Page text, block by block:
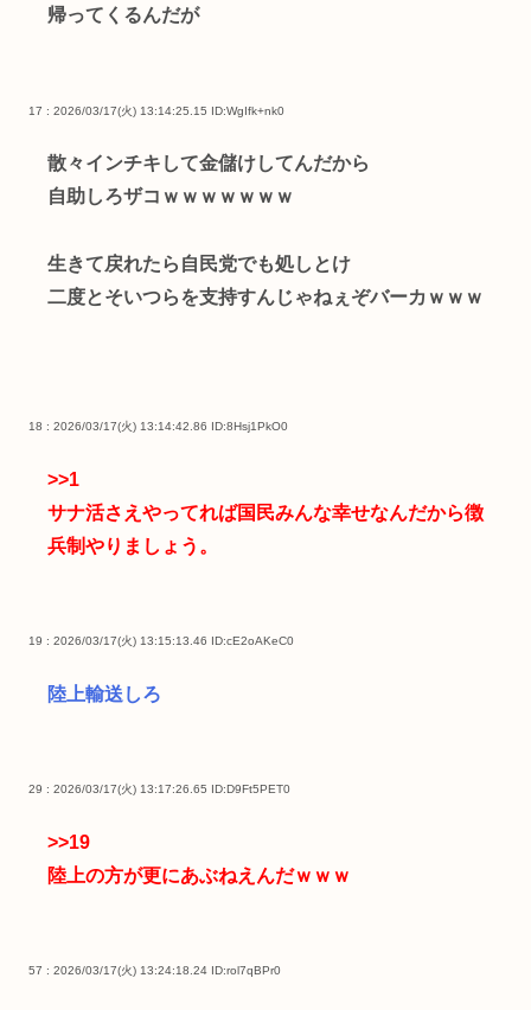
帰ってくるんだが
17 : 2026/03/17(火) 13:14:25.15 ID:WgIfk+nk0
散々インチキして金儲けしてんだから
自助しろザコｗｗｗｗｗｗｗ
生きて戻れたら自民党でも処しとけ
二度とそいつらを支持すんじゃねぇぞバーカｗｗｗ
18 : 2026/03/17(火) 13:14:42.86 ID:8Hsj1PkO0
>>1
サナ活さえやってれば国民みんな幸せなんだから徴
兵制やりましょう。
19 : 2026/03/17(火) 13:15:13.46 ID:cE2oAKeC0
陸上輸送しろ
29 : 2026/03/17(火) 13:17:26.65 ID:D9Ft5PET0
>>19
陸上の方が更にあぶねえんだｗｗｗ
57 : 2026/03/17(火) 13:24:18.24 ID:rol7qBPr0